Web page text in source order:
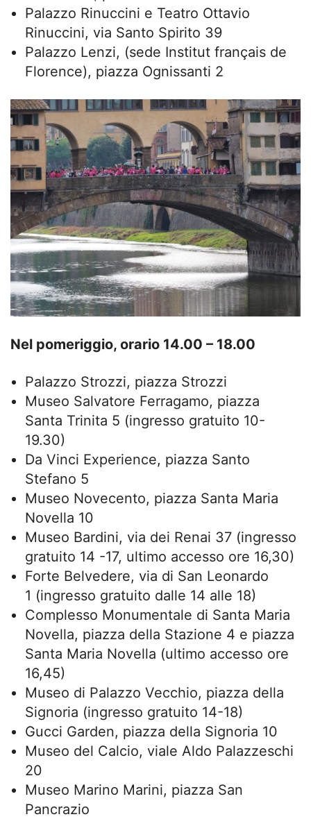
Palazzo Rinuccini e Teatro Ottavio
Rinuccini, via Santo Spirito 39
Palazzo Lenzi, (sede Institut français de
Florence), piazza Ognissanti 2
Nel pomeriggio, orario 14.00 – 18.00
Palazzo Strozzi, piazza Strozzi
Museo Salvatore Ferragamo, piazza
Santa Trinita 5 (ingresso gratuito 10-
19.30)
Da Vinci Experience, piazza Santo
Stefano 5
Museo Novecento, piazza Santa Maria
Novella 10
Museo Bardini, via dei Renai 37 (ingresso
gratuito 14 -17, ultimo accesso ore 16,30)
Forte Belvedere, via di San Leonardo
1 (ingresso gratuito dalle 14 alle 18)
Complesso Monumentale di Santa Maria
Novella, piazza della Stazione 4 e piazza
Santa Maria Novella (ultimo accesso ore
16,45)
Museo di Palazzo Vecchio, piazza della
Signoria (ingresso gratuito 14-18)
Gucci Garden, piazza della Signoria 10
Museo del Calcio, viale Aldo Palazzeschi
20
Museo Marino Marini, piazza San
Pancrazio